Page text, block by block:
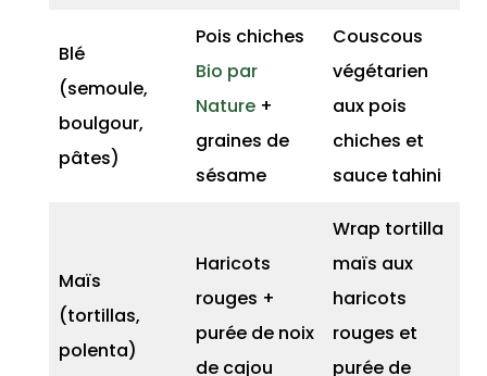
Blé
(semoule,
boulgour,
pâtes)
Pois chiches
Bio par
Nature+
graines de
sésame
Couscous
végétarien
aux pois
chiches et
sauce tahini
Maïs
(tortillas,
polenta)
Haricots
rouges +
purée de noix
de cajou
Wrap tortilla
maïs aux
haricots
rouges et
purée de